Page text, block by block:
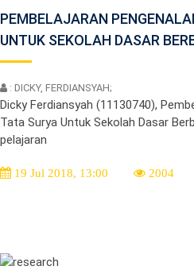
PEMBELAJARAN
UNTUK SEKOLAH DASAR
: DICKY, FERDIANSYAH;
Dicky Ferdiansyah (11130740),
Tata Surya Untuk Sekolah Dasar
pelajaran
19 Jul 2018, 13:00 2004